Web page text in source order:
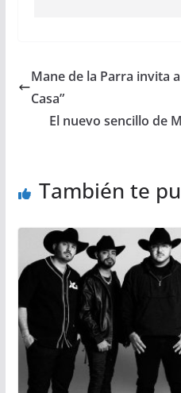
Mane de la Parra invita
Casa”
El nuevo sencillo de
También te